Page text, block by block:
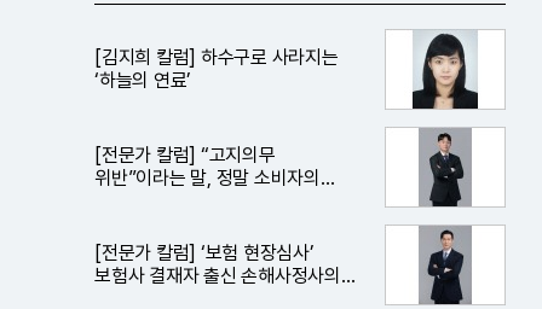
[김지희 칼럼] 하수구로 사라지는
‘하늘의 연료’
[전문가 칼럼] “고지의무
위반”이라는 말, 정말 소비자의
[전문가 칼럼] ‘보험 현장심사’
보험사 결재자 출신 손해사정사의